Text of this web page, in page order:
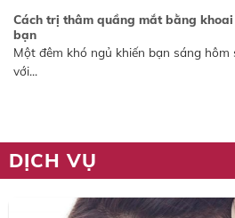
Cách trị thâm quầng mắt bằng
bạn
Một đêm khó ngủ khiến bạn sáng
với...
DỊCH VỤ